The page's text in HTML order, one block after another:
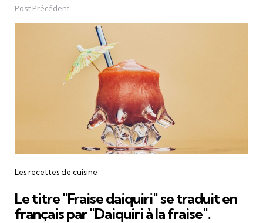
navigation
Post Précédent
Les recettes de cuisine
Le titre "Fraise daiquiri" se traduit en
français par "Daiquiri à la fraise".